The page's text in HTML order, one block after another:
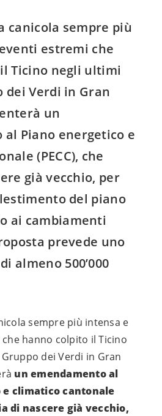
canicola sempre più
estremi che
Ticino negli ultimi
dei Verdi in Gran
un
al Piano energetico e
(PECC), che
già vecchio, per
del piano
ai cambiamenti
prevede uno
almeno 500’000
sempre più intensa e
hanno colpito il Ticino
dei Verdi in Gran
un emendamento al
e climatico cantonale
di nascere già vecchio,